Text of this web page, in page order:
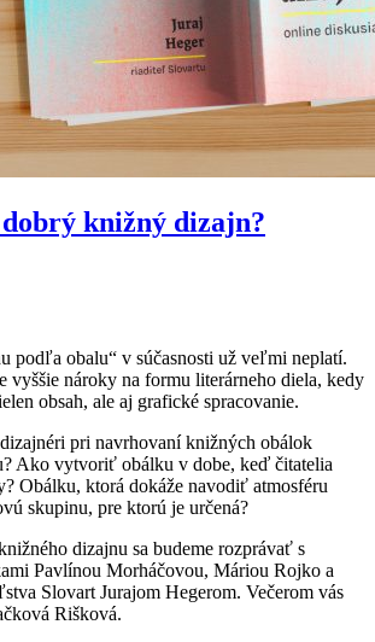
knižný dizajn?
podľa obalu“ v súčasnosti už veľmi neplatí.
vyššie nároky na formu literárneho diela, kedy
obsah, ale aj grafické spracovanie.
pri navrhovaní knižných obálok
Ako vytvoriť obálku v dobe, keď čitatelia
Obálku, ktorá dokáže navodiť atmosféru
skupinu, pre ktorú je určená?
dizajnu sa budeme rozprávať s
Pavlínou Morháčovou, Máriou Rojko a
Slovart Jurajom Hegerom. Večerom vás
Rišková.